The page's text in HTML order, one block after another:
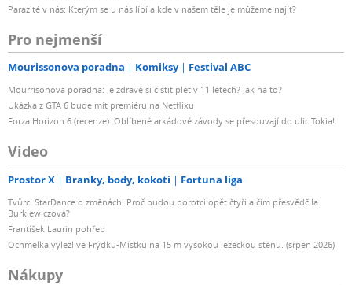
Parazité v nás: Kterým se u nás líbí a kde v našem těle je můžeme najít?
Pro nejmenší
Mourissonova poradna Komiksy Festival ABC
Mourrisonova poradna: Je zdravé si čistit pleť v 11 letech? Jak na to?
Ukázka z GTA 6 bude mít premiéru na Netflixu
Forza Horizon 6 (recenze): Oblíbené arkádové závody se přesouvají do ulic Tokia!
Video
Prostor X Branky, body, kokoti Fortuna liga
Tvůrci StarDance o změnách: Proč budou porotci opět čtyři a čím přesvědčila
Burkiewiczová?
František Laurin pohřeb
Ochmelka vylezl ve Frýdku-Místku na 15 m vysokou lezeckou stěnu. (srpen 2026)
Nákupy